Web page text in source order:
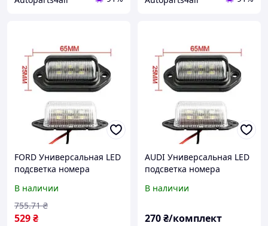
FORD Универсальная LED
подсветка номера
светодиодная фонарь
номерного знаку диодная
В наличии
529₴
755.71 ₴
AUDI Универсальная LED
подсветка номера
светодиодная фонарь
В наличии
270₴/комплект